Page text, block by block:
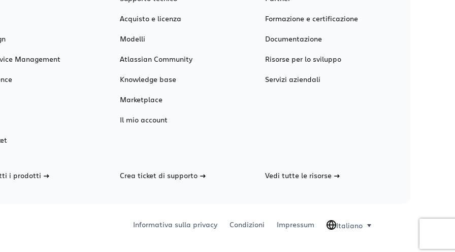
Management
i prodotti
Acquisto e licenza
Modelli
Atlassian Community
Knowledge base
Marketplace
Il mio account
Crea ticket di supporto
Formazione e certificazione
Documentazione
Risorse per lo sviluppo
Servizi aziendali
Vedi tutte le risorse
Informativa sulla privacy Condizioni Impressum